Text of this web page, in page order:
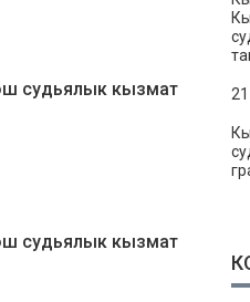
судьялык кызмат
судьялык кызмат